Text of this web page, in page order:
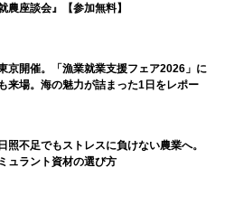
農座談会』【参加無料】
京開催。「漁業就業支援フェア2026」に
来場。海の魅力が詰まった1日をレポー
照不足でもストレスに負けない農業へ。
ュラント資材の選び方